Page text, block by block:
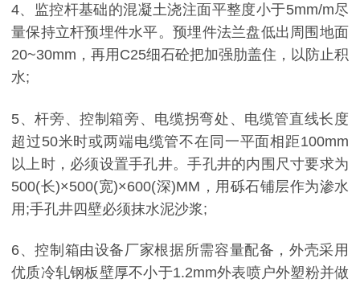
4、监控杆基础的混凝土浇注面平整度小于5mm/m尽
量保持立杆预埋件水平。预埋件法兰盘低出周围地面
20~30mm，再用C25细石砼把加强肋盖住，以防止积
水;
5、杆旁、控制箱旁、电缆拐弯处、电缆管直线长度
超过50米时或两端电缆管不在同一平面相距100mm
以上时，必须设置手孔井。手孔井的内围尺寸要求为
500(长)×500(宽)×600(深)MM，用砾石铺层作为渗水
用;手孔井四壁必须抹水泥沙浆;
6、控制箱由设备厂家根据所需容量配备，外壳采用
优质冷轧钢板壁厚不小于1.2mm外表喷户外塑粉并做